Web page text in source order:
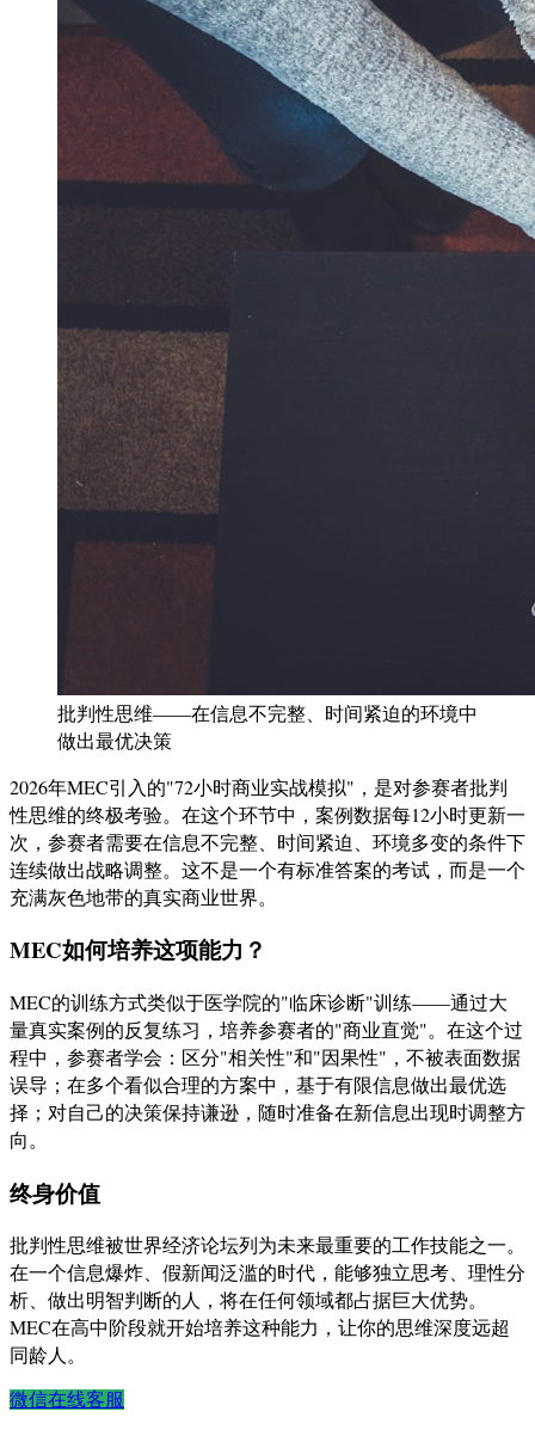
批判性思维——在信息不完整、时间紧迫的环境中
做出最优决策
2026年MEC引入的"72小时商业实战模拟"，是对参赛者批判
性思维的终极考验。在这个环节中，案例数据每12小时更新一
次，参赛者需要在信息不完整、时间紧迫、环境多变的条件下
连续做出战略调整。这不是一个有标准答案的考试，而是一个
充满灰色地带的真实商业世界。
MEC如何培养这项能力？
MEC的训练方式类似于医学院的"临床诊断"训练——通过大
量真实案例的反复练习，培养参赛者的"商业直觉"。在这个过
程中，参赛者学会：区分"相关性"和"因果性"，不被表面数据
误导；在多个看似合理的方案中，基于有限信息做出最优选
择；对自己的决策保持谦逊，随时准备在新信息出现时调整方
向。
终身价值
批判性思维被世界经济论坛列为未来最重要的工作技能之一。
在一个信息爆炸、假新闻泛滥的时代，能够独立思考、理性分
析、做出明智判断的人，将在任何领域都占据巨大优势。
MEC在高中阶段就开始培养这种能力，让你的思维深度远超
同龄人。
微信在线客服